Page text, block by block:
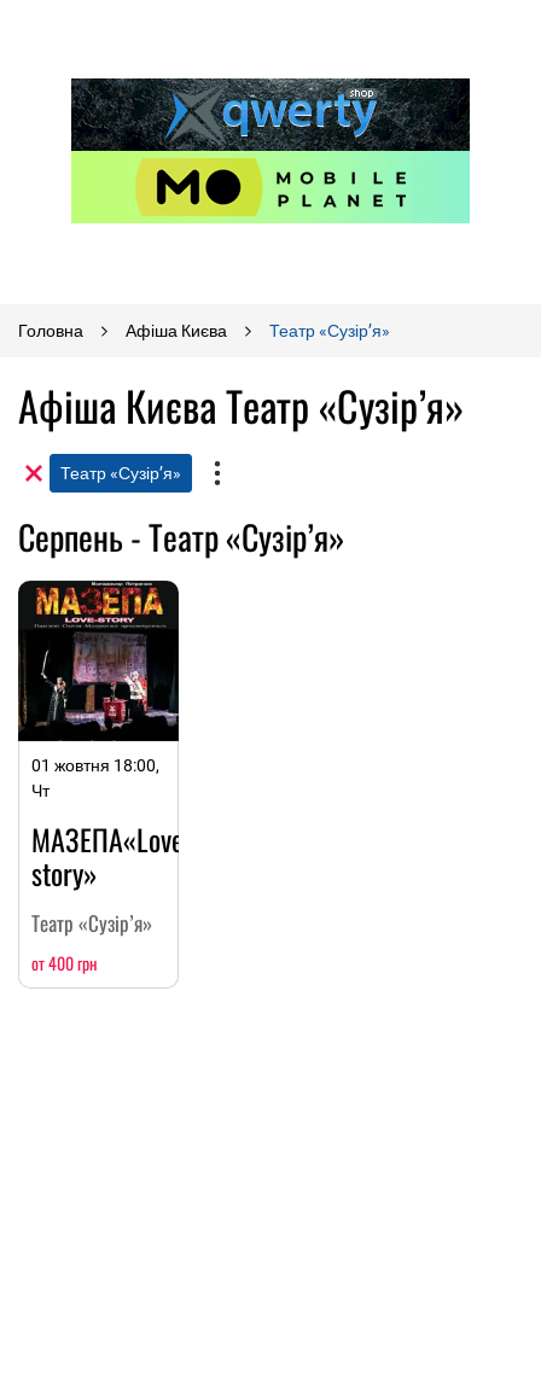
Головна Афіша Києва Театр «Сузір’я»
Афіша Києва Театр «Сузір’я»
Театр «Сузір’я»
Серпень - Театр «Сузір’я»
01 жовтня 18:00,
Чт
МАЗЕПА«Love-
story»
Театр «Сузір’я»
от 400 грн